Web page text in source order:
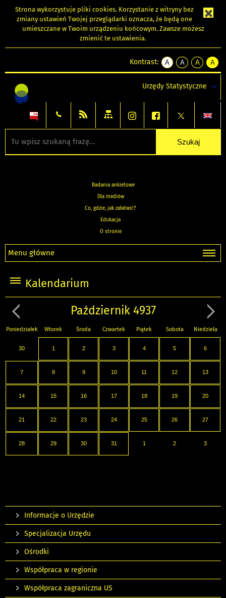
Strona wykorzystuje pliki cookies. Korzystanie z witryny bez
zmiany ustawień Twojej przeglądarki oznacza, że będą one
umieszczane w Twoim urządzeniu końcowym. Zawsze możesz
zmienić te ustawienia.
Kontrast:
A
kontrast
A
kontrast
tekst
czarnym
A
kontrast
tekst
czarnym
A
tekst
żółtym
Urzędy Statystyczne
Badania ankietowe
Dla mediów
Co, gdzie, jak załatwić?
Edukacja
O stronie
Menu główne
Kalendarium
Październik 4937
Poniedziałek Wtorek Środa Czwartek Piątek Sobota Niedziela
30 1 2 3 4 5 6
7 8 9 10 11 12 13
14 15 16 17 18 19 20
21 22 23 24 25 26 27
28 29 30 31 1 2 3
Informacje o Urzędzie
Specjalizacja Urzędu
Ośrodki
Współpraca w regionie
Współpraca zagraniczna US